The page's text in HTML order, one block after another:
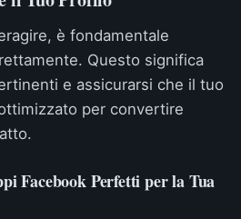
è fondamentale
Questo significa
e assicurarsi che il tuo
per convertire
Facebook Perfetti per la Tua